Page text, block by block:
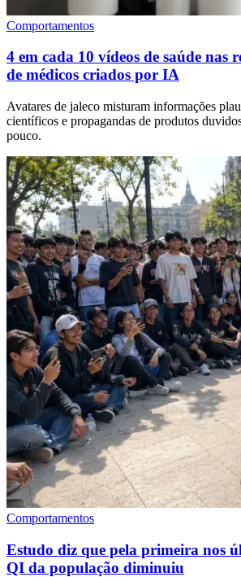
Comportamentos
4 em cada 10 vídeos de saúde nas
de médicos criados por IA
Avatares de jaleco misturam informações
científicos e propagandas de produtos
pouco.
Comportamentos
Estudo diz que pela primeira nos
QI da população diminuiu